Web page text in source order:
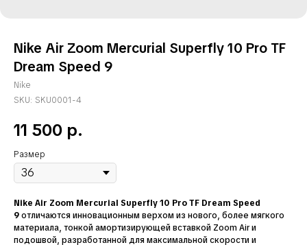
Nike Air Zoom Mercurial Superfly 10 Pro TF
Dream Speed 9
Nike
SKU: SKU0001-4
11 500 р.
Размер
Nike Air Zoom Mercurial Superfly 10 Pro TF Dream Speed
9отличаются инновационным верхом из нового, более мягкого
материала, тонкой амортизирующей вставкой Zoom Air и
подошвой, разработанной для максимальной скорости и